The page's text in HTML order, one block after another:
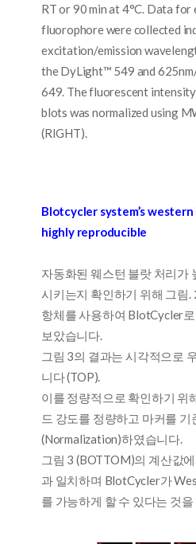
RT or 90 min at 4°C. Data
fluorophore were collected
excitation/emission
the DyLight™ 549 and
649. The fluorescent
blots was normalized using
(RIGHT).
Blotcycler system’s
highly reproducible
자동화된 웨스턴 블랏 처리가
시키는지 확인하기 위해 그림
항체를 사용하여 BlotCycler
보았습니다.
그림 3의 결과는 시각적으로
니다 (TOP).
이를 정량적으로 확인하기 위
드 강도를 정량하고 마커를 기
(Normalization)하였습니다.
그림 3 (BOTTOM)의 계산값
과 일치하며 BlotCycler가
를 가능하게 할 수 있다는 것